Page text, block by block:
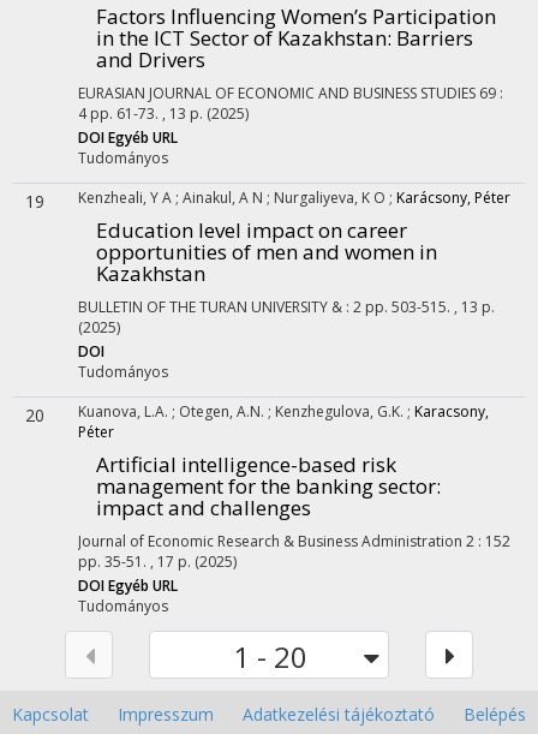
Factors Influencing Women’s Participation
in the ICT Sector of Kazakhstan: Barriers
and Drivers
EURASIAN JOURNAL OF ECONOMIC AND BUSINESS STUDIES 69 :
4 pp. 61-73. , 13 p. (2025)
DOIEgyéb URL
Tudományos
19 Kenzheali, Y A ; Ainakul, A N ; Nurgaliyeva, K O ; Karácsony, Péter
Education level impact on career
opportunities of men and women in
Kazakhstan
BULLETIN OF THE TURAN UNIVERSITY & : 2 pp. 503-515. , 13 p.
(2025)
DOI
Tudományos
20 Kuanova, L.A. ; Otegen, A.N. ; Kenzhegulova, G.K. ; Karacsony,
Péter
Artificial intelligence-based risk
management for the banking sector:
impact and challenges
Journal of Economic Research & Business Administration 2 : 152
pp. 35-51. , 17 p. (2025)
DOIEgyéb URL
Tudományos
1 - 20
Kapcsolat Impresszum Adatkezelési tájékoztató Belépés